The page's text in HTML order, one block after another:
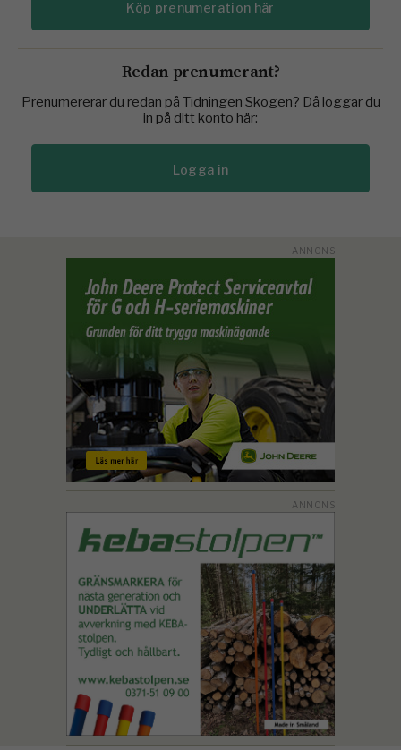
Köp prenumeration här
Redan prenumerant?
Prenumererar du redan på Tidningen Skogen? Då loggar du
in på ditt konto här:
Logga in